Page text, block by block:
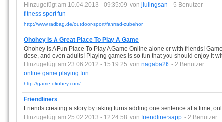
Hinzugefügt am 10.04.2013 - 09:35:09 von jiulingsan - 5 Benutzer
fitness sport fun
http://www.radbag.de/outdoor-sport/fahrrad-zubehor
Ohohey Is A Great Place To Play A Game
Ohohey Is A Fun Place To Play A Game Online alone or with friends!
dese, and even adults! Playing games is so fun that you should enjoy it
Hinzugefügt am 23.06.2012 - 15:19:25 von nagaba26 - 2 Benutzer
online game playing fun
http://game.ohohey.com/
Friendliners
Friends creating a story by taking turns adding one sentence at a time,
Hinzugefügt am 25.02.2013 - 12:24:58 von friendlinersapp - 2 Benutzer